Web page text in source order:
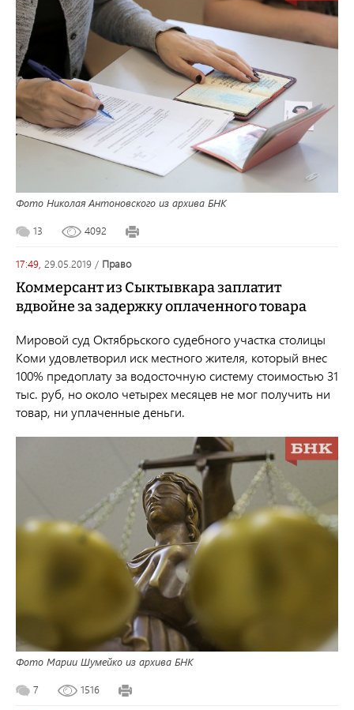
Фото Николая Антоновского из архива БНК
13 4092
17:49, 29.05.2019 / право
Коммерсант из Сыктывкара заплатит
вдвойне за задержку оплаченного товара
Мировой суд Октябрьского судебного участка столицы
Коми удовлетворил иск местного жителя, который внес
100% предоплату за водосточную систему стоимостью 31
тыс. руб, но около четырех месяцев не мог получить ни
товар, ни уплаченные деньги.
Фото Марии Шумейко из архива БНК
7 1516